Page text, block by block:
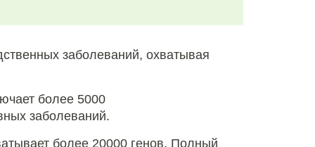
заболеваний, охватывая
более 5000
заболеваний.
более 20000 генов. Полный